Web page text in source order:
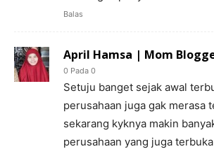
Balas
April Hamsa | Mom
0 Pada 0
Setuju banget sejak awal
perusahaan juga gak merasa
sekarang kyknya makin
perusahaan yang juga